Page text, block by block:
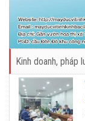
Kinh doanh, pháp